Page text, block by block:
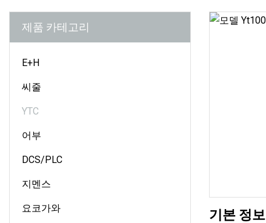
제품 카테고리
E+H
씨줄
YTC
어부
DCS/PLC
지멘스
요코가와 기본 정보